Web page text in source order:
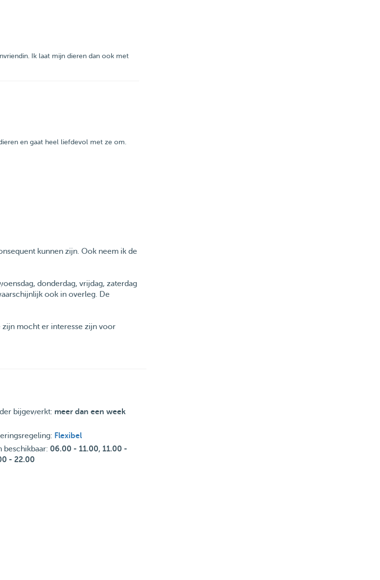
Ik laat mijn dieren dan ook met
en gaat heel liefdevol met ze om.
kunnen zijn. Ook neem ik de
donderdag, vrijdag, zaterdag
ook in overleg. De
zijn mocht er interesse zijn voor
bijgewerkt: meer dan een week
Flexibel
beschikbaar: 06.00 - 11.00, 11.00 -
- 22.00